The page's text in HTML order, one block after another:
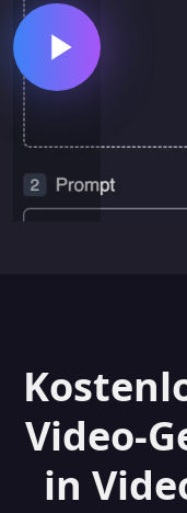
Video-
in